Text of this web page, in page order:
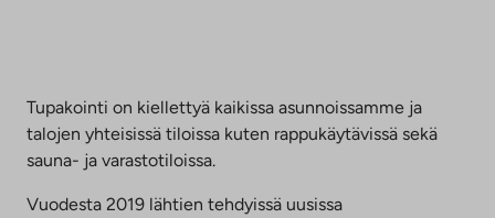
Tupakointi on kiellettyä kaikissa asunnoissamme ja
talojen yhteisissä tiloissa kuten rappukäytävissä sekä
sauna- ja varastotiloissa.
Vuodesta 2019 lähtien tehdyissä uusissa